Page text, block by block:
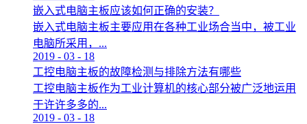
嵌入式电脑主板应该如何正确的安装？
嵌入式电脑主板主要应用在各种工业场合当中，被工业
电脑所采用，...
2019 - 03 - 18
工控电脑主板的故障检测与排除方法有哪些
工控电脑主板作为工业计算机的核心部分被广泛地运用
于许许多多的...
2019 - 03 - 18